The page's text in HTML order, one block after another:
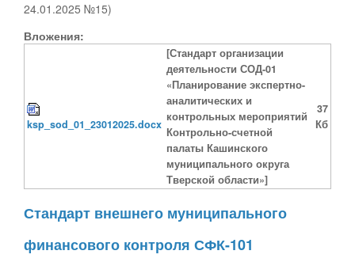
24.01.2025 №15)
Вложения:
ksp_sod_01_23012025.docx
[Стандарт организации
деятельности СОД-01
«Планирование экспертно-
аналитических и
контрольных мероприятий
Контрольно-счетной
палаты Кашинского
муниципального округа
Тверской области»]
37
Кб
Стандарт внешнего муниципального
финансового контроля СФК-101